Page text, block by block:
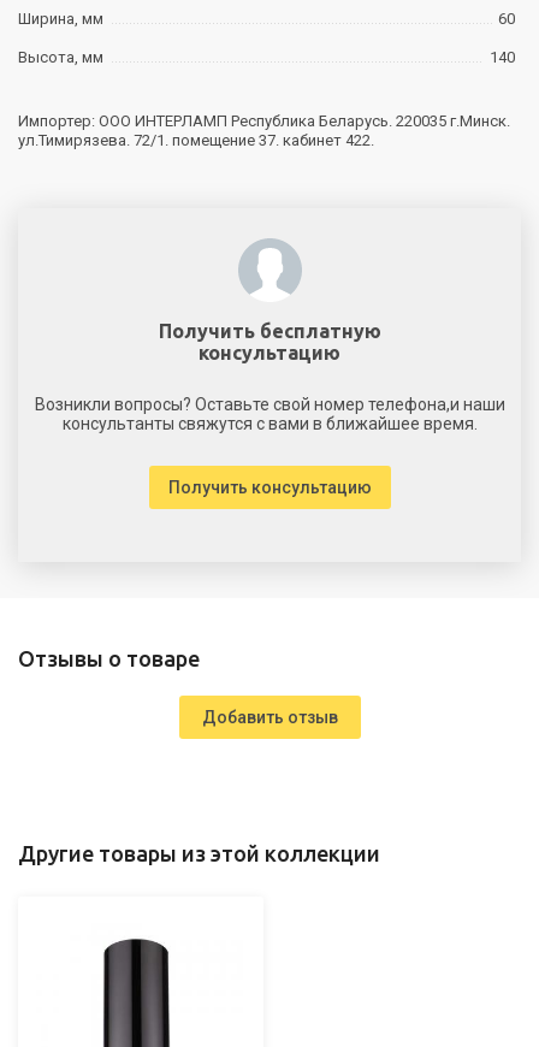
Ширина, мм 60
Высота, мм 140
Импортер: ООО ИНТЕРЛАМП Республика Беларусь. 220035 г.Минск.
ул.Тимирязева. 72/1. помещение 37. кабинет 422.
Получить бесплатную
консультацию
Возникли вопросы? Оставьте свой номер телефона,и наши
консультанты свяжутся с вами в ближайшее время.
Получить консультацию
Отзывы о товаре
Добавить отзыв
Другие товары из этой коллекции